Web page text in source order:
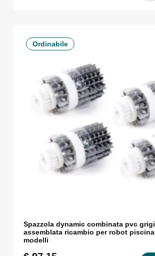
Ordinabile
Spazzola dynamic combinata pvc
assemblata ricambio per robot
modelli